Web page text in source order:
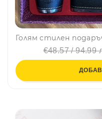
€48.57 / 94.99